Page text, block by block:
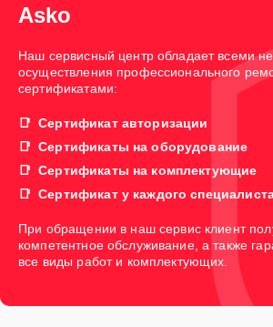
Asko
Наш сервисный центр обладает всеми
осуществления профессионального
сертификатами:
Сертификат авторизации
Сертификаты на оборудование
Сертификаты на комплектующие
Сертификат у каждого
При обращении в наш сервис клиент
компетентное обслуживание, а также
все виды работ и комплектующих.